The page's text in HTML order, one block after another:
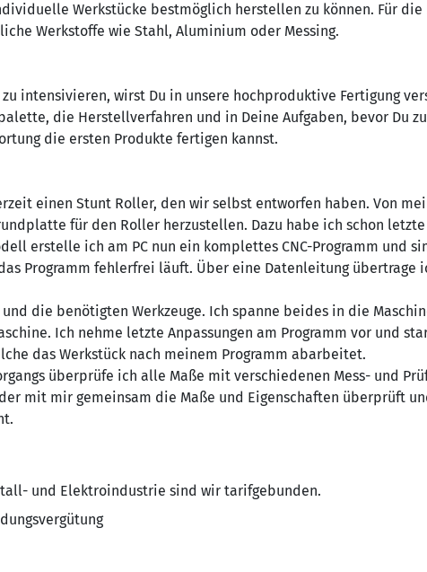
Werkstücke bestmöglich herstellen zu können. Für
Werkstoffe wie Stahl, Aluminium oder Messing.
intensivieren, wirst Du in unsere hochproduktive Fertigung
die Herstellverfahren und in Deine Aufgaben, bevor Du
die ersten Produkte fertigen kannst.
einen Stunt Roller, den wir selbst entworfen haben. Von
für den Roller herzustellen. Dazu habe ich schon
erstelle ich am PC nun ein komplettes CNC-Programm und
Programm fehlerfrei läuft. Über eine Datenleitung übertrage
die benötigten Werkzeuge. Ich spanne beides in die
Ich nehme letzte Anpassungen am Programm vor und
das Werkstück nach meinem Programm abarbeitet.
überprüfe ich alle Maße mit verschiedenen Mess- und
mit mir gemeinsam die Maße und Eigenschaften überprüft
und Elektroindustrie sind wir tarifgebunden.